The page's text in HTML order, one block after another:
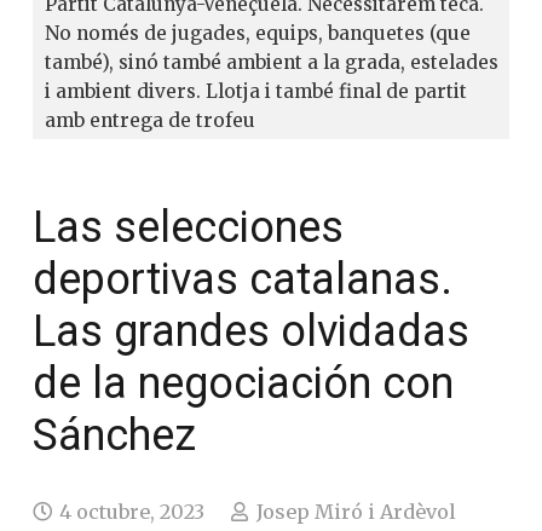
No només de jugades, equips, banquetes (que
també), sinó també ambient a la grada, estelades
i ambient divers. Llotja i també final de partit
amb entrega de trofeu
Las selecciones
deportivas catalanas.
Las grandes olvidadas
de la negociación con
Sánchez
4 octubre, 2023
Josep Miró i Ardèvol